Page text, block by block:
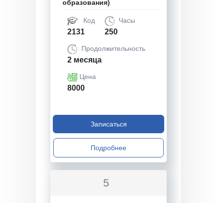
образования)
Код
2131
Часы
250
Продолжительность
2 месяца
Цена
8000
Записаться
Подробнее
5